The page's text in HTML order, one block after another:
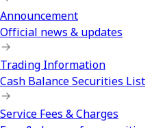
Announcement
Official news & updates
Trading Information
Cash Balance Securities List
Service Fees & Charges